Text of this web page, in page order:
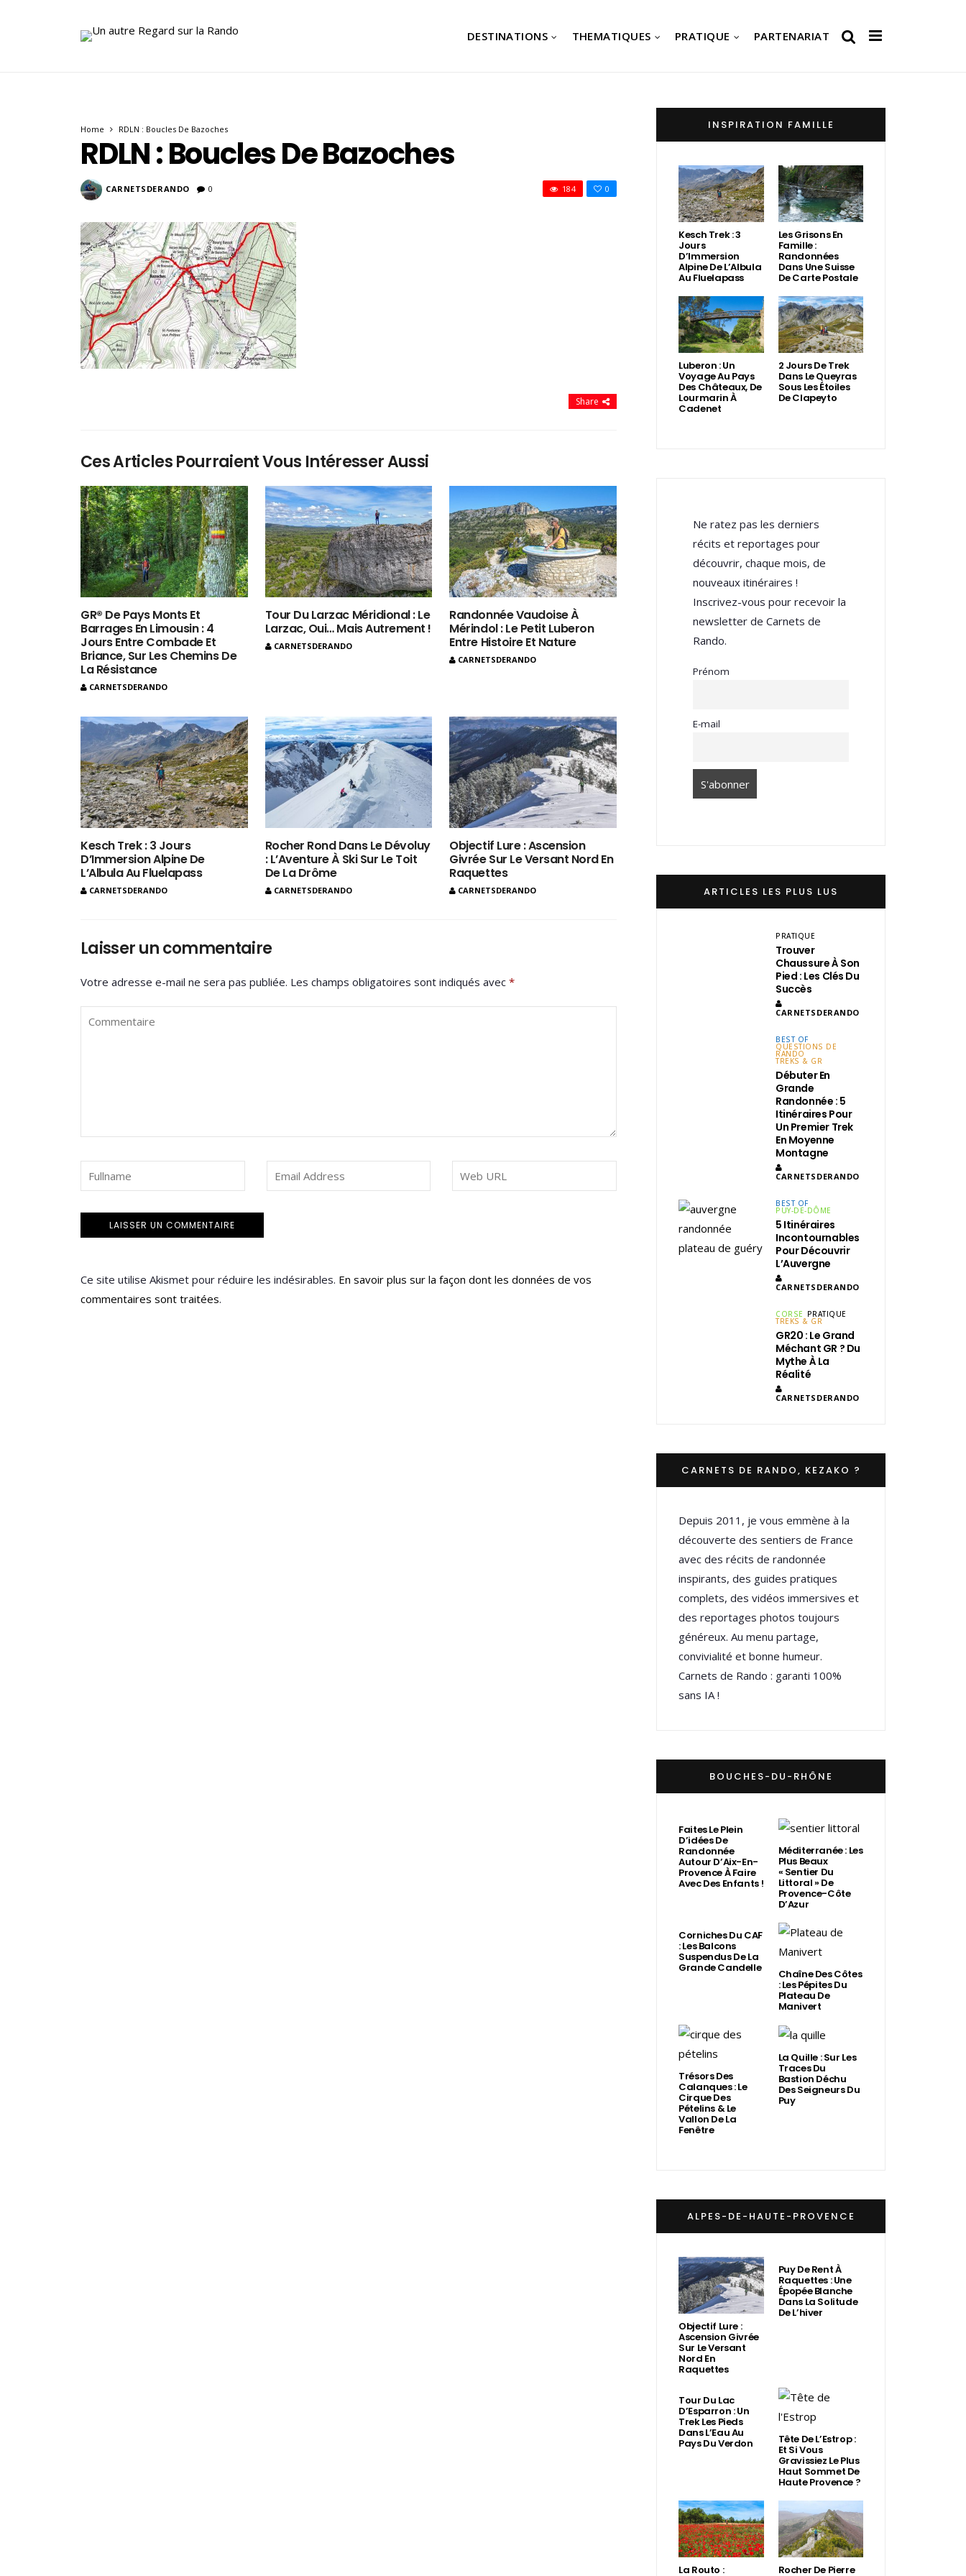
DESTINATIONS THEMATIQUES PRATIQUE PARTENARIAT
Home RDLN : Boucles De Bazoches
RDLN : Boucles De Bazoches
CARNETSDERANDO 0 0
184
Share
Ces Articles Pourraient Vous Intéresser Aussi
GR® De Pays Monts Et
Barrages En Limousin : 4
Jours Entre Combade Et
Briance, Sur Les Chemins De
La Résistance
CARNETSDERANDO
Tour Du Larzac Méridional : Le
Larzac, Oui… Mais Autrement !
CARNETSDERANDO
Randonnée Vaudoise À
Mérindol : Le Petit Luberon
Entre Histoire Et Nature
CARNETSDERANDO
Kesch Trek : 3 Jours
D’Immersion Alpine De
L’Albula Au Fluelapass
CARNETSDERANDO
Rocher Rond Dans Le Dévoluy
: L’Aventure À Ski Sur Le Toit
De La Drôme
CARNETSDERANDO
Objectif Lure : Ascension
Givrée Sur Le Versant Nord En
Raquettes
CARNETSDERANDO
Laisser un commentaire
Votre adresse e-mail ne sera pas publiée. Les champs obligatoires sont indiqués avec *
Ce site utilise Akismet pour réduire les indésirables. En savoir plus sur la façon dont les données de vos
commentaires sont traitées.
INSPIRATION FAMILLE
Kesch Trek : 3
Jours
D’Immersion
Alpine De L’Albula
Au Fluelapass
Les Grisons En
Famille :
Randonnées
Dans Une Suisse
De Carte Postale
Luberon : Un
Voyage Au Pays
Des Châteaux, De
Lourmarin À
Cadenet
2 Jours De Trek
Dans Le Queyras
Sous Les Étoiles
De Clapeyto
Ne ratez pas les derniers
récits et reportages pour
découvrir, chaque mois, de
nouveaux itinéraires !
Inscrivez-vous pour recevoir la
newsletter de Carnets de
Rando.
Prénom
E-mail
ARTICLES LES PLUS LUS
PRATIQUE
Trouver
Chaussure À Son
Pied : Les Clés Du
Succès
CARNETSDERANDO
BEST OF
QUESTIONS DE
RANDO
TREKS & GR
Débuter En
Grande
Randonnée : 5
Itinéraires Pour
Un Premier Trek
En Moyenne
Montagne
CARNETSDERANDO
BEST OF
PUY-DE-DÔME
5 Itinéraires
Incontournables
Pour Découvrir
L’Auvergne
CARNETSDERANDO
CORSE PRATIQUE
TREKS & GR
GR20 : Le Grand
Méchant GR ? Du
Mythe À La
Réalité
CARNETSDERANDO
CARNETS DE RANDO, KEZAKO ?
Depuis 2011, je vous emmène à la
découverte des sentiers de France
avec des récits de randonnée
inspirants, des guides pratiques
complets, des vidéos immersives et
des reportages photos toujours
généreux. Au menu partage,
convivialité et bonne humeur.
Carnets de Rando : garanti 100%
sans IA !
BOUCHES-DU-RHÔNE
Faites Le Plein
D’idées De
Randonnée
Autour D’Aix-En-
Provence À Faire
Avec Des Enfants !
Méditerranée : Les
Plus Beaux
« Sentier Du
Littoral » De
Provence-Côte
D’Azur
Corniches Du CAF
: Les Balcons
Suspendus De La
Grande Candelle Chaîne Des Côtes
: Les Pépites Du
Plateau De
Manivert
Trésors Des
Calanques : Le
Cirque Des
Pételins & Le
Vallon De La
Fenêtre
La Quille : Sur Les
Traces Du
Bastion Déchu
Des Seigneurs Du
Puy
ALPES-DE-HAUTE-PROVENCE
Objectif Lure :
Ascension Givrée
Sur Le Versant
Nord En
Raquettes
Puy De Rent À
Raquettes : Une
Épopée Blanche
Dans La Solitude
De L’hiver
Tour Du Lac
D’Esparron : Un
Trek Les Pieds
Dans L’Eau Au
Pays Du Verdon Tête De L’Estrop :
Et Si Vous
Gravissiez Le Plus
Haut Sommet De
Haute Provence ?
La Routo : Rocher De Pierre